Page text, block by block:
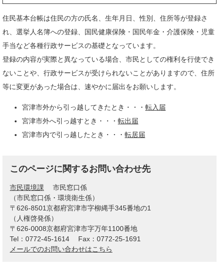
住民基本台帳は住民の方の氏名、生年月日、性別、住所等が登録さ
れ、選挙人名簿への登録、国民健康保険・国民年金・介護保険・児童
手当など各種行政サービスの基礎となっています。
登録の内容が実際と異なっている場合、市民としての権利を行使でき
ないことや、行政サービスが受けられないことがありますので、住所
等に変更があった場合は、速やかに届出をお願いします。
宮津市外から引っ越してきたとき・・・ 転入届
宮津市外へ引っ越すとき・・・ 転出届
宮津市内で引っ越したとき・・・ 転居届
このページに関するお問い合わせ先
市民環境課
市民窓口係
（市民窓口係・環境衛生係）
〒626-8501京都府宮津市字柳縄手345番地の1
（人権啓発係）
〒626-0008京都府宮津市字万年1100番地
Tel：0772-45-1614
Fax：0772-25-1691
メールでのお問い合わせはこちら